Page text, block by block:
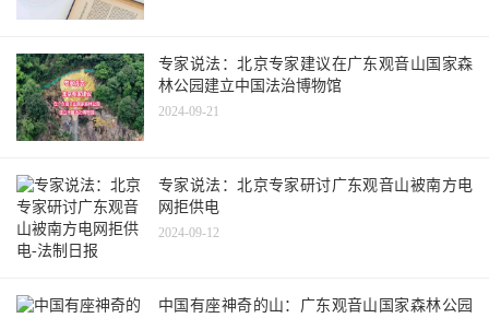
专家说法：北京专家建议在广东观音山国家森
林公园建立中国法治博物馆
2024-09-21
专家说法：北京专家研讨广东观音山被南方电
网拒供电
2024-09-12
中国有座神奇的山：广东观音山国家森林公园